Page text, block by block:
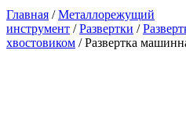
Главная /Металлорежущий
инструмент /Развертки /
хвостовиком / Развертка